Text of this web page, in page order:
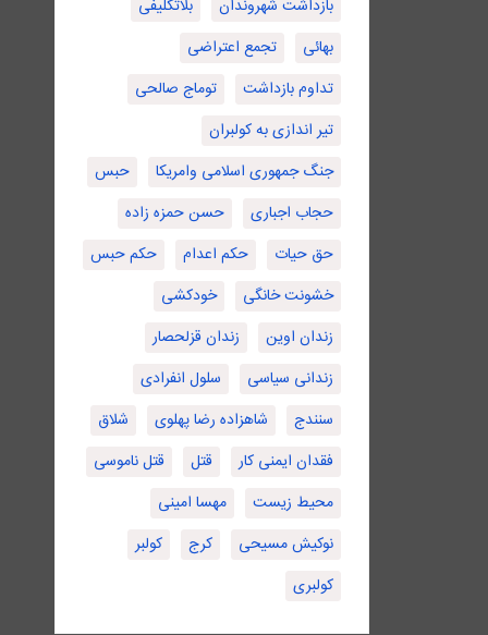
بازداشت شهروندان
بلاتکلیفی
بهائی
تجمع اعتراضی
تداوم بازداشت
توماج صالحی
تیر اندازی به کولبران
جنگ جمهوری اسلامی وامریکا
حبس
حجاب اجباری
حسن حمزه زاده
حق حیات
حکم اعدام
حکم حبس
خشونت خانگی
خودکشی
زندان اوین
زندان قزلحصار
زندانی سیاسی
سلول انفرادی
سنندج
شاهزاده رضا پهلوی
شلاق
فقدان ایمنی کار
قتل
قتل ناموسی
محیط زیست
مهسا امینی
نوکیش مسیحی
کرج
کولبر
کولبری